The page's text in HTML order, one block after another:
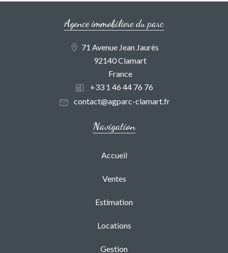
Agence immobiliere du parc
71 Avenue Jean Jaurès
92140 Clamart
France
+33 1 46 44 76 76
contact@agparc-clamart.fr
Navigation
Accueil
Ventes
Estimation
Locations
Gestion